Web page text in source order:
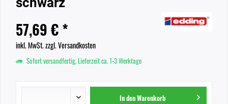
57,69 € *
inkl. MwSt.zzgl. Versandkosten
Sofort versandfertig, Lieferzeit ca. 1-3 Werktage
In denWarenkorb